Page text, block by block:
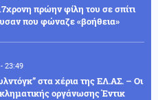
πρώην φίλη του σε σπίτι
που φώναζε «βοήθεια»
23:49
στα χέρια της ΕΛ.ΑΣ. – Οι
οργάνωσης Έντικ